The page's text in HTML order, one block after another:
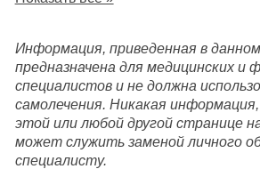
Информация, приведенная в
предназначена для медицинских и
специалистов и не должна
самолечения. Никакая
этой или любой другой странице
может служить заменой личного
специалисту.